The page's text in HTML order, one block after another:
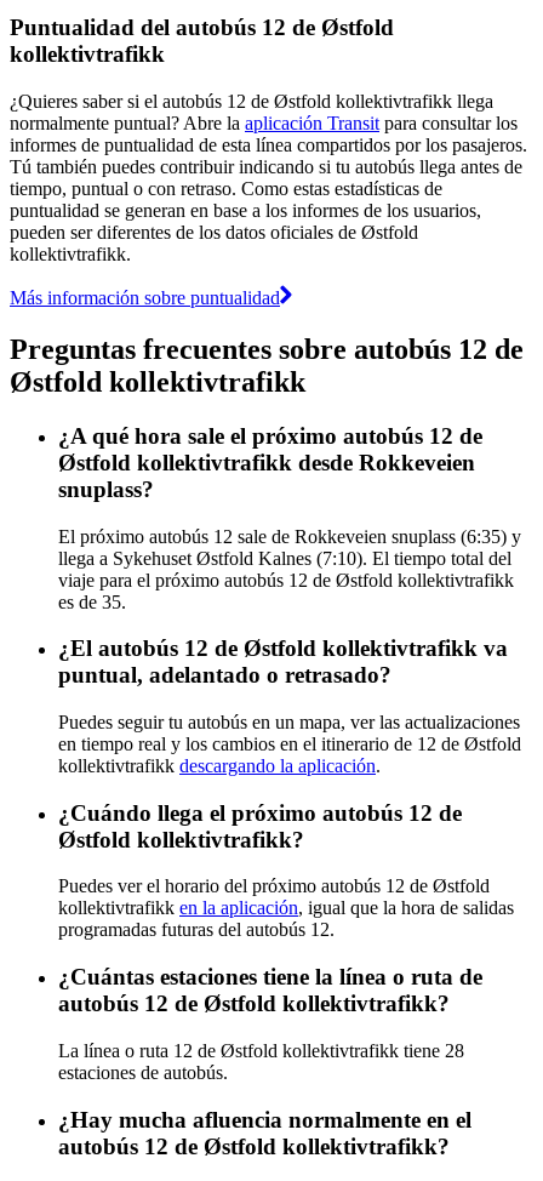
Puntualidad del autobús 12 de Østfold
kollektivtrafikk
¿Quieres saber si el autobús 12 de Østfold kollektivtrafikk llega
normalmente puntual? Abre la aplicación Transit para consultar los
informes de puntualidad de esta línea compartidos por los pasajeros.
Tú también puedes contribuir indicando si tu autobús llega antes de
tiempo, puntual o con retraso. Como estas estadísticas de
puntualidad se generan en base a los informes de los usuarios,
pueden ser diferentes de los datos oficiales de Østfold
kollektivtrafikk.
Más información sobre puntualidad
Preguntas frecuentes sobre autobús 12 de
Østfold kollektivtrafikk
¿A qué hora sale el próximo autobús 12 de
Østfold kollektivtrafikk desde Rokkeveien
snuplass?
El próximo autobús 12 sale de Rokkeveien snuplass (6:35) y
llega a Sykehuset Østfold Kalnes (7:10). El tiempo total del
viaje para el próximo autobús 12 de Østfold kollektivtrafikk
es de 35.
¿El autobús 12 de Østfold kollektivtrafikk va
puntual, adelantado o retrasado?
Puedes seguir tu autobús en un mapa, ver las actualizaciones
en tiempo real y los cambios en el itinerario de 12 de Østfold
kollektivtrafikk descargando la aplicación.
¿Cuándo llega el próximo autobús 12 de
Østfold kollektivtrafikk?
Puedes ver el horario del próximo autobús 12 de Østfold
kollektivtrafikk en la aplicación, igual que la hora de salidas
programadas futuras del autobús 12.
¿Cuántas estaciones tiene la línea o ruta de
autobús 12 de Østfold kollektivtrafikk?
La línea o ruta 12 de Østfold kollektivtrafikk tiene 28
estaciones de autobús.
¿Hay mucha afluencia normalmente en el
autobús 12 de Østfold kollektivtrafikk?